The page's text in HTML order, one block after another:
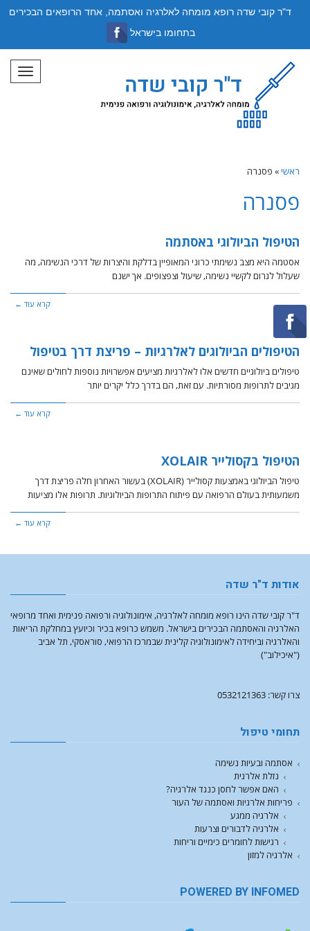
תפריט
ראשי» פסנרה
פסנרה
הטיפול הביולוגי באסתמה
אסטמה היא מצב נשימתי כרוני המאופיין בדלקת והיצרות של דרכי הנשימה, מה
שעלול לגרום לקשיי נשימה, שיעול וצפצופים. אך ישנם
קרא עוד ←
הטיפולים הביולוגים לאלרגיות – פריצת דרך בטיפול
טיפולים ביולוגיים חדשים אלו לאלרגיות מציעים אפשרויות נוספות לחולים שאינם
מגיבים לתרופות מסורתיות. עם זאת, הם בדרך כלל יקרים יותר
קרא עוד ←
הטיפול בקסולייר XOLAIR
טיפול הביולוגי באמצעות קסולייר (XOLAIR) בעשור האחרון חלה פריצת דרך
משמעותית בעולם הרפואה עם פיתוח התרופות הביולוגיות. תרופות אלו מציעות
קרא עוד ←
אודות ד"ר שדה
ד"ר קובי שדה הינו רופא מומחה לאלרגיה, אימונולוגיה ורפואה פנימית ואחד מרופאי
האלרגיה והאסתמה הבכירים בישראל. משמש כרופא בכיר וכיועץ במחלקת הריאות
והאלרגיה וביחידה לאימונולוגיה קלינית שבמרכז הרפואי, סוראסקי, תל אביב
("איכילוב")
צרו קשר: 0532121363
תחומי טיפול
אסתמה ובעיות נשימה
נזלת אלרגית
האם אפשר לחסן כנגד אלרגיה?
פריחות אלרגיות ואסתמה של העור
אלרגיה ממגע
אלרגיה לדבורים וצרעות
רגישות לחומרים כימיים וריחות
אלרגיה למזון
POWERED BY INFOMED
ד"ר קובי שדה רופא מומחה לאלרגיה ואסתמה, אחד הרופאים הבכירים
בתחומו בישראל